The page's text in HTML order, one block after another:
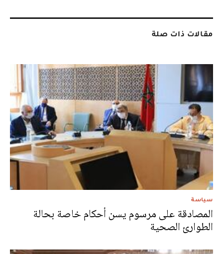
مقالات ذات صلة
سياسة
المصادقة على مرسوم يسن أحكام خاصة بحالة
الطوارئ الصحية